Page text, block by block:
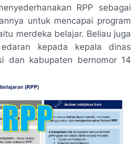
RPP sebagai
untuk mencapai program
merdeka belajar. Beliau juga
kepada kepala dinas
dan kabupaten bernomor 14